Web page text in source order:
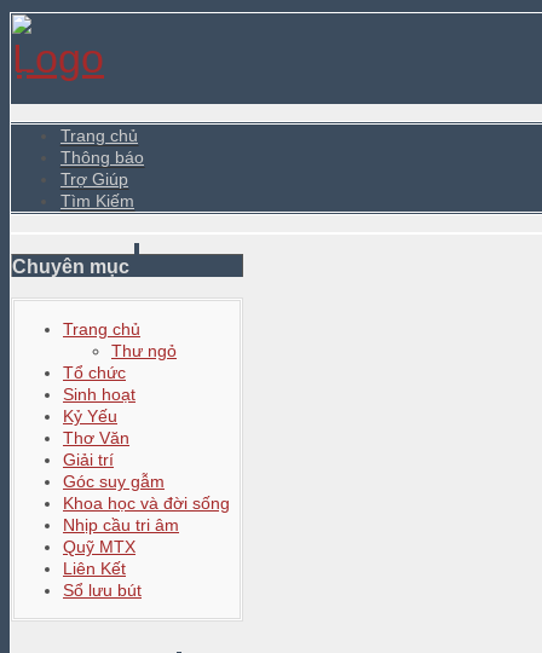
Trang chủ
Thông báo
Trợ Giúp
Tìm Kiếm
Chuyên mục
Trang chủ
Thư ngỏ
Tổ chức
Sinh hoạt
Kỷ Yếu
Thơ Văn
Giải trí
Góc suy gẫm
Khoa học và đời sống
Nhịp cầu tri âm
Quỹ MTX
Liên Kết
Sổ lưu bút